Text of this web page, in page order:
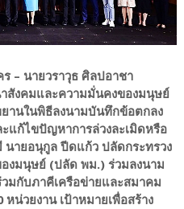
– นายวราวุธ ศิลปอาชา
สังคมและความมั่นคงของมนุษย์
านในพิธีลงนามบันทึกข้อตกลง
แก้ไขปัญหาการล่วงละเมิดหรือ
นายอนุกูล ปีดแก้ว ปลัดกระทรวง
งมนุษย์ (ปลัด พม.) ร่วมลงนาม
มกับภาคีเครือข่ายและสมาคม
น่วยงาน เป้าหมายเพื่อสร้าง